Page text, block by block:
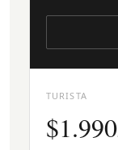
TURISTA
$1.990